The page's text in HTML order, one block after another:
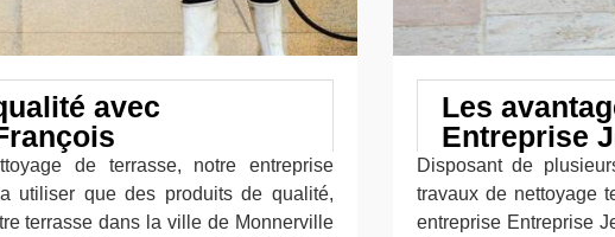
avec
de terrasse, notre entreprise
utiliser que des produits de qualité,
terrasse dans la ville de Monnerville
Les
Entreprise
Disposant de
travaux de nettoyage
entreprise Entreprise